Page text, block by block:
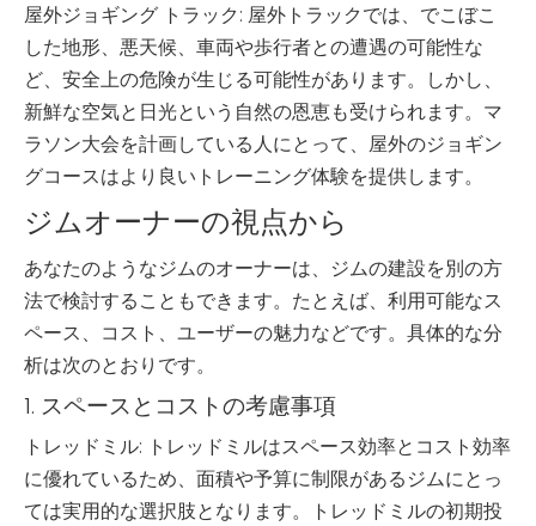
屋外ジョギング トラック: 屋外トラックでは、でこぼこ
した地形、悪天候、車両や歩行者との遭遇の可能性な
ど、安全上の危険が生じる可能性があります。しかし、
新鮮な空気と日光という自然の恩恵も受けられます。マ
ラソン大会を計画している人にとって、屋外のジョギン
グコースはより良いトレーニング体験を提供します。
ジムオーナーの視点から
あなたのようなジムのオーナーは、ジムの建設を別の方
法で検討することもできます。たとえば、利用可能なス
ペース、コスト、ユーザーの魅力などです。具体的な分
析は次のとおりです。
1. スペースとコストの考慮事項
トレッドミル: トレッドミルはスペース効率とコスト効率
に優れているため、面積や予算に制限があるジムにとっ
ては実用的な選択肢となります。トレッドミルの初期投